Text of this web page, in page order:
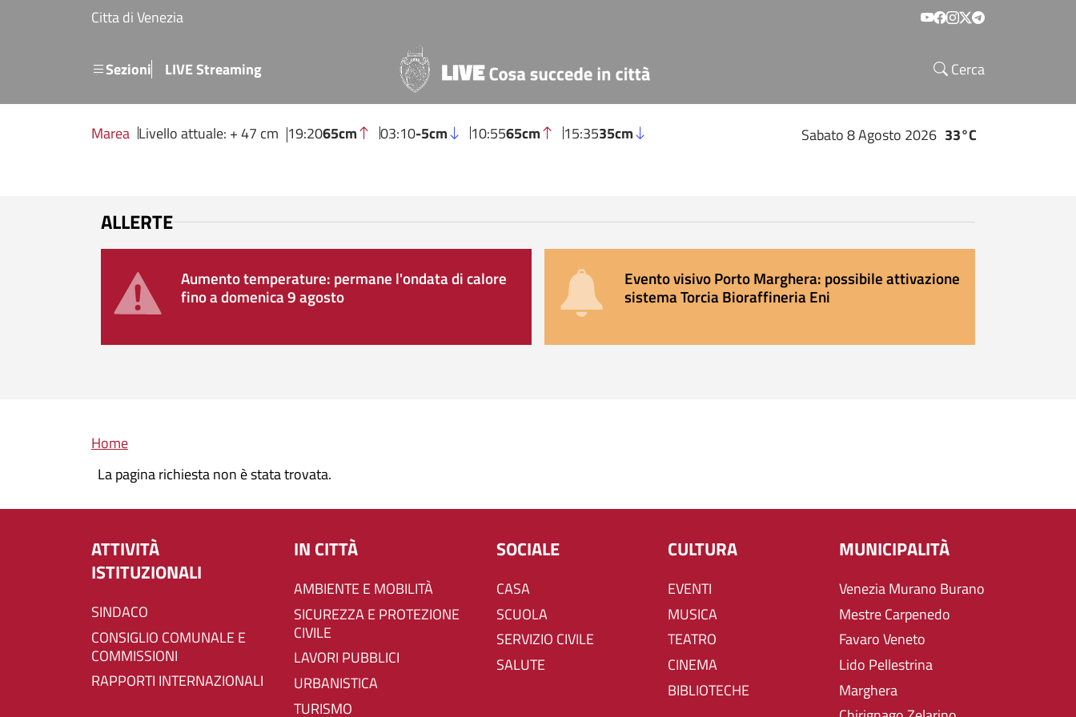
Salta al contenuto principale
Citta di Venezia Social menu
SezioniMenu secondario
LIVE Streaming Cerca
Marea Livello attuale: + 47 cm 19:2065cm 03:10-5cm 10:5565cm 15:3535cm Sabato 8 Agosto 2026 33°C
ALLERTE
Aumento temperature: permane l'ondata di calore
fino a domenica 9 agosto
Evento visivo Porto Marghera: possibile attivazione
sistema Torcia Bioraffineria Eni
Briciole di pane
Home
La pagina richiesta non è stata trovata.
ATTIVITÀ
ISTITUZIONALI
SINDACO
CONSIGLIO COMUNALE E
COMMISSIONI
RAPPORTI INTERNAZIONALI
IN CITTÀ
AMBIENTE E MOBILITÀ
SICUREZZA E PROTEZIONE
CIVILE
LAVORI PUBBLICI
URBANISTICA
TURISMO
SOCIALE
CASA
SCUOLA
SERVIZIO CIVILE
SALUTE
CULTURA
EVENTI
MUSICA
TEATRO
CINEMA
BIBLIOTECHE
MUNICIPALITÀ
Venezia Murano Burano
Mestre Carpenedo
Favaro Veneto
Lido Pellestrina
Marghera